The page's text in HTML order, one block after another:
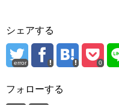
シェアする
error 0
フォローする